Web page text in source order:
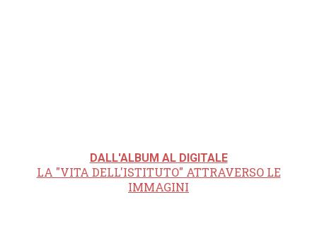
DALL'ALBUM AL DIGITALE
LA "VITA DELL'ISTITUTO" ATTRAVERSO LE
IMMAGINI